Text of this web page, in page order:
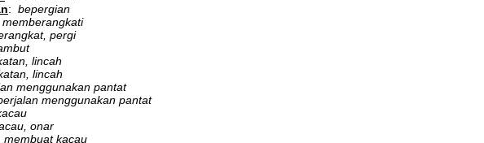
: bepergian
memberangkati
pergi
lincah
lincah
menggunakan pantat
menggunakan pantat
onar
membuat kacau